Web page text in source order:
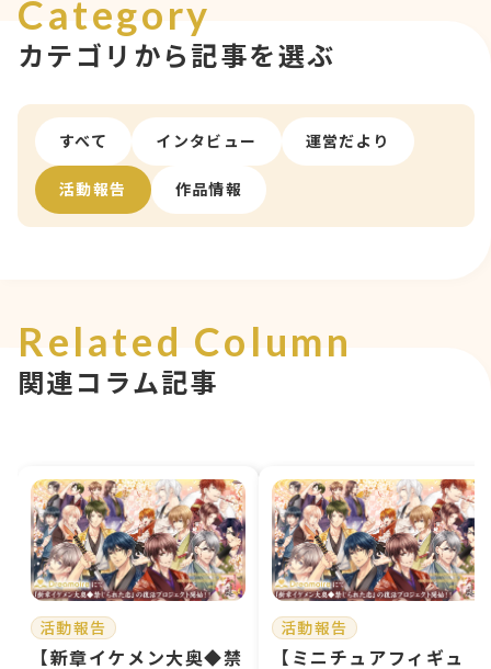
Category
カテゴリから記事を選ぶ
すべて インタビュー 運営だより
活動報告 作品情報
Related Column
関連コラム記事
活動報告
【新章イケメン大奥◆禁
活動報告
【ミニチュアフィギュ